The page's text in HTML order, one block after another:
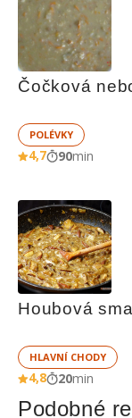
Čočková
POLÉVKY
4,7 90min
Houbová
HLAVNÍ CHODY
4,8 20min
Podobné